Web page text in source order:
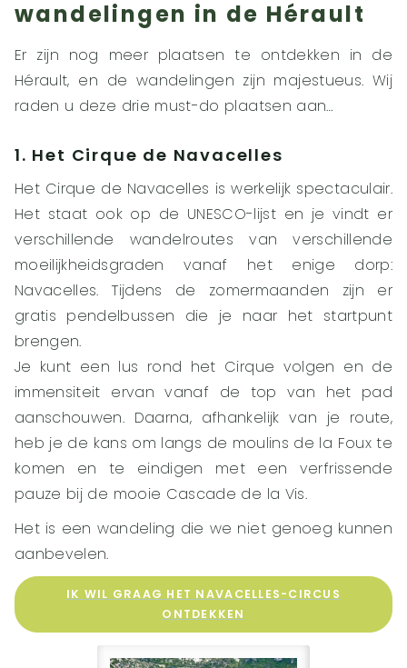
wandelingen in de Hérault
Er zijn nog meer plaatsen te ontdekken in de
Hérault, en de wandelingen zijn majestueus. Wij
raden u deze drie must-do plaatsen aan…
1. Het Cirque de Navacelles
Het Cirque de Navacelles is werkelijk spectaculair.
Het staat ook op de UNESCO-lijst en je vindt er
verschillende wandelroutes van verschillende
moeilijkheidsgraden vanaf het enige dorp:
Navacelles. Tijdens de zomermaanden zijn er
gratis pendelbussen die je naar het startpunt
brengen.
Je kunt een lus rond het Cirque volgen en de
immensiteit ervan vanaf de top van het pad
aanschouwen. Daarna, afhankelijk van je route,
heb je de kans om langs de moulins de la Foux te
komen en te eindigen met een verfrissende
pauze bij de mooie Cascade de la Vis.
Het is een wandeling die we niet genoeg kunnen
aanbevelen.
IK WIL GRAAG HET NAVACELLES-CIRCUS
ONTDEKKEN